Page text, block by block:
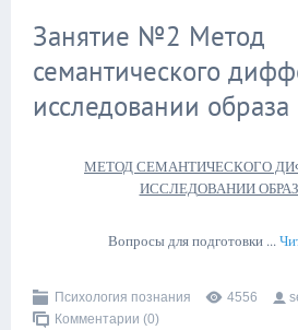
Занятие №2 Метод
семантического
исследовании
МЕТОД СЕМАНТИЧЕСКОГО
ИССЛЕДОВАНИИ
Вопросы для подготовки ...
Психология познания 4556
Комментарии (0)